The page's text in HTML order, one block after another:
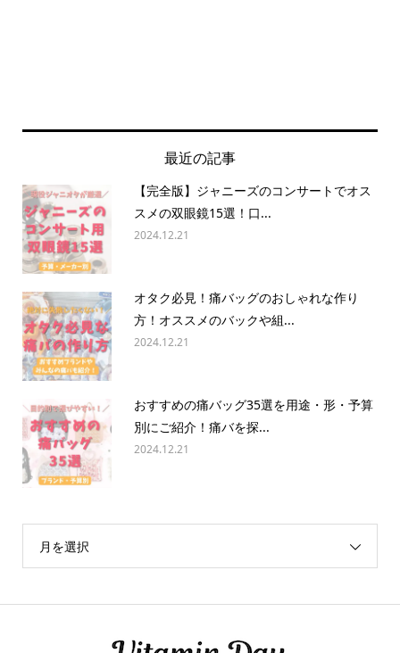
最近の記事
【完全版】ジャニーズのコンサートでオス
スメの双眼鏡15選！口...
2024.12.21
オタク必見！痛バッグのおしゃれな作り
方！オススメのバックや組...
2024.12.21
おすすめの痛バッグ35選を用途・形・予算
別にご紹介！痛バを探...
2024.12.21
月を選択